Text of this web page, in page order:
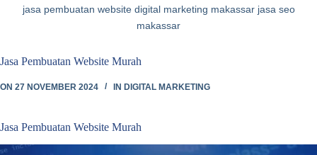
jasa pembuatan website digital marketing makassar jasa seo
makassar
Jasa Pembuatan Website Murah
ON 27 NOVEMBER 2024 IN DIGITAL MARKETING
Jasa Pembuatan Website Murah